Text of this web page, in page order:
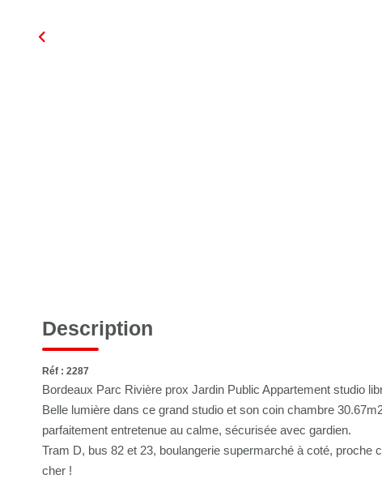
Description
Réf : 2287
Bordeaux Parc Rivière prox Jardin Public Appartement studio
Belle lumière dans ce grand studio et son coin chambre
parfaitement entretenue au calme, sécurisée avec gardien.
Tram D, bus 82 et 23, boulangerie supermarché à coté, proche
cher !